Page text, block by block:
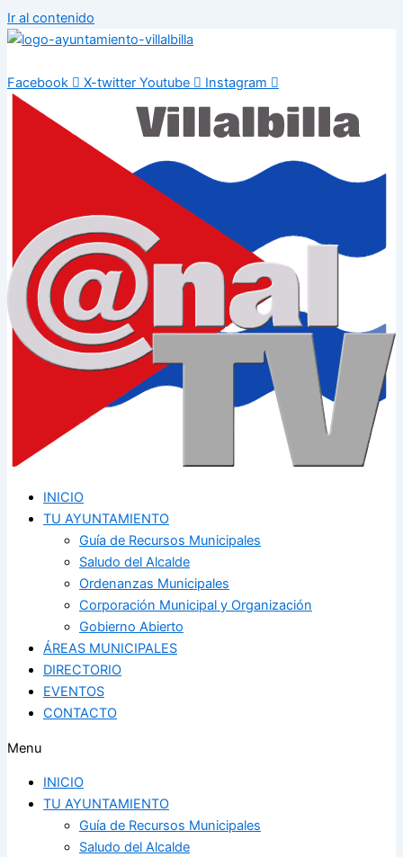
Ir al contenido
Facebook X-twitter Youtube Instagram
INICIO
TU AYUNTAMIENTO
Guía de Recursos Municipales
Saludo del Alcalde
Ordenanzas Municipales
Corporación Municipal y Organización
Gobierno Abierto
ÁREAS MUNICIPALES
DIRECTORIO
EVENTOS
CONTACTO
Menu
INICIO
TU AYUNTAMIENTO
Guía de Recursos Municipales
Saludo del Alcalde